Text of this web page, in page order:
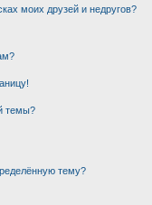
моих друзей и недругов?
темы?
тему?